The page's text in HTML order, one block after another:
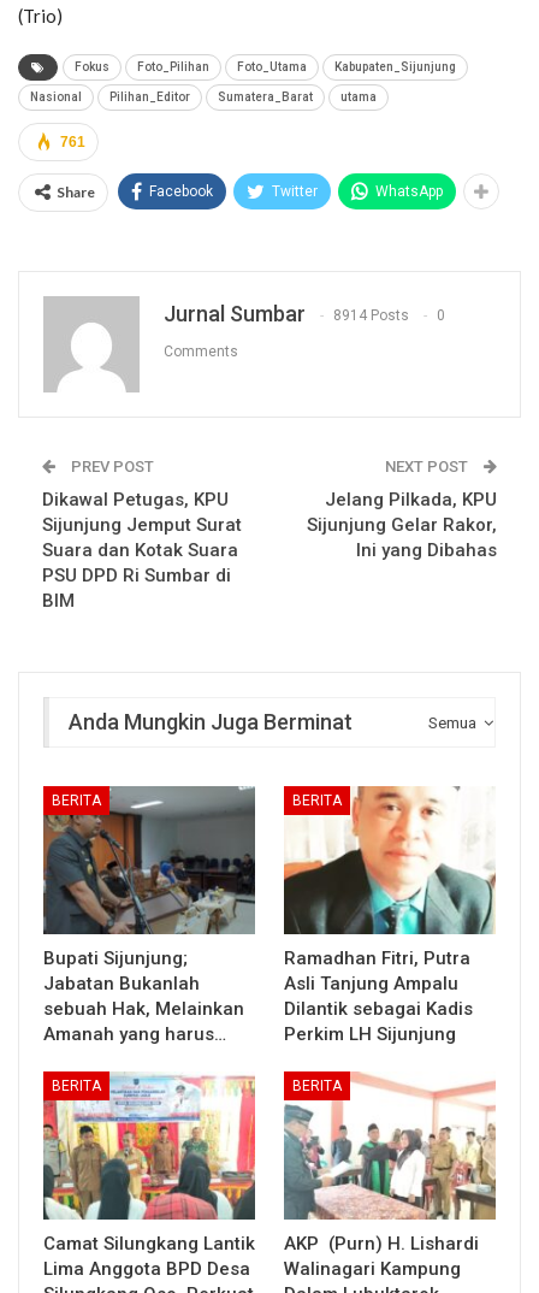
(Trio)
Fokus Foto_Pilihan Foto_Utama Kabupaten_Sijunjung
Nasional Pilihan_Editor Sumatera_Barat utama
761
Share Facebook Twitter WhatsApp
Jurnal Sumbar 8914 Posts 0
Comments
PREV POST
Dikawal Petugas, KPU
Sijunjung Jemput Surat
Suara dan Kotak Suara
PSU DPD Ri Sumbar di
BIM
NEXT POST
Jelang Pilkada, KPU
Sijunjung Gelar Rakor,
Ini yang Dibahas
Semua
Anda Mungkin Juga Berminat
BERITA
Bupati Sijunjung;
Jabatan Bukanlah
sebuah Hak, Melainkan
Amanah yang harus…
BERITA
Ramadhan Fitri, Putra
Asli Tanjung Ampalu
Dilantik sebagai Kadis
Perkim LH Sijunjung
BERITA
Camat Silungkang Lantik
Lima Anggota BPD Desa
BERITA
AKP (Purn) H. Lishardi
Walinagari Kampung